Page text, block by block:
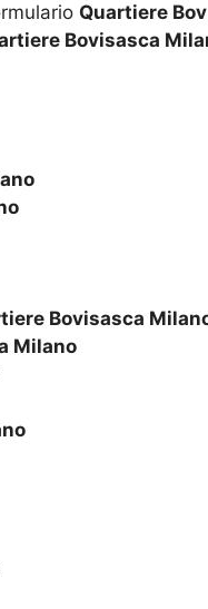
Quartiere
Bovisasca
Bovisasca
Milano